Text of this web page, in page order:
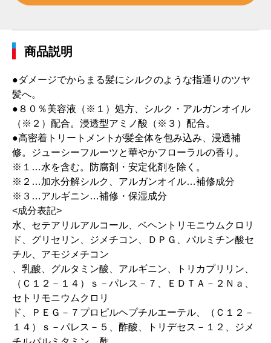
商品説明
●ダメージでからまる髪にシルクのような指通りのツヤ
髪へ。
●８０％美容液（※１）処方、シルク・アルガンオイル
（※２）配合。浸透型アミノ酸（※３）配合。
●高密着トリートメントが髪全体を包み込み、浸透補
修。ジューシーフルーツと華やかフローラルの香り。
※１…水を含む。防腐剤・安定化剤を除く。
※２…加水分解シルク、アルガンオイル…補修成分
※３…アルギニン…補修・保湿成分
<成分表記>
水、セテアリルアルコール、ベヘントリモニウムクロリ
ド、グリセリン、ジメチコン、ＤＰＧ、パルミチン酸セ
チル、アモジメチコン
、乳酸、グルタミン酸、アルギニン、トリカプリリン、
（Ｃ１２－１４）ｓ－パレス－７、ＥＤＴＡ－２Ｎａ、
セトリモニウムクロリ
ド、ＰＥＧ－７プロピルヘプチルエーテル、（Ｃ１２－
１４）ｓ－パレス－５、酢酸、トリデセス－１２、ジメ